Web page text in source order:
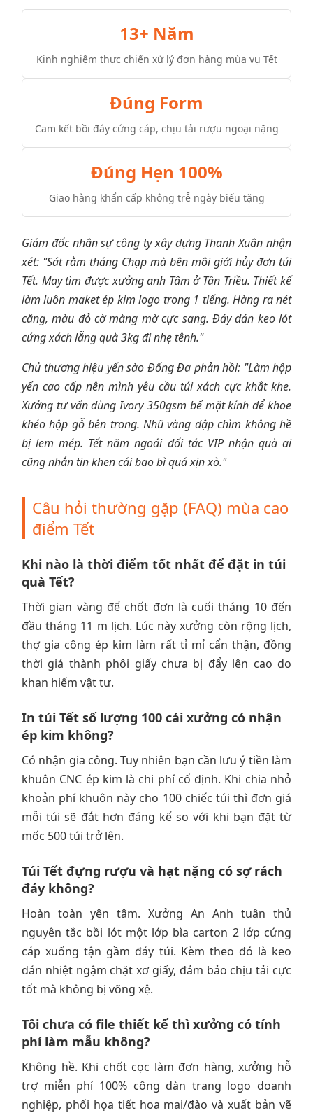
13+ Năm
Kinh nghiệm thực chiến xử lý đơn hàng mùa vụ Tết
Đúng Form
Cam kết bồi đáy cứng cáp, chịu tải rượu ngoại nặng
Đúng Hẹn 100%
Giao hàng khẩn cấp không trễ ngày biếu tặng
Giám đốc nhân sự công ty xây dựng Thanh Xuân nhận
xét: "Sát rằm tháng Chạp mà bên môi giới hủy đơn túi
Tết. May tìm được xưởng anh Tâm ở Tân Triều. Thiết kế
làm luôn maket ép kim logo trong 1 tiếng. Hàng ra nét
căng, màu đỏ cờ màng mờ cực sang. Đáy dán keo lót
cứng xách lẵng quà 3kg đi nhẹ tênh."
Chủ thương hiệu yến sào Đống Đa phản hồi: "Làm hộp
yến cao cấp nên mình yêu cầu túi xách cực khắt khe.
Xưởng tư vấn dùng Ivory 350gsm bế mặt kính để khoe
khéo hộp gỗ bên trong. Nhũ vàng dập chìm không hề
bị lem mép. Tết năm ngoái đối tác VIP nhận quà ai
cũng nhắn tin khen cái bao bì quá xịn xò."
Câu hỏi thường gặp (FAQ) mùa cao
điểm Tết
Khi nào là thời điểm tốt nhất để đặt in túi
quà Tết?
Thời gian vàng để chốt đơn là cuối tháng 10 đến
đầu tháng 11 m lịch. Lúc này xưởng còn rộng lịch,
thợ gia công ép kim làm rất tỉ mỉ cẩn thận, đồng
thời giá thành phôi giấy chưa bị đẩy lên cao do
khan hiếm vật tư.
In túi Tết số lượng 100 cái xưởng có nhận
ép kim không?
Có nhận gia công. Tuy nhiên bạn cần lưu ý tiền làm
khuôn CNC ép kim là chi phí cố định. Khi chia nhỏ
khoản phí khuôn này cho 100 chiếc túi thì đơn giá
mỗi túi sẽ đắt hơn đáng kể so với khi bạn đặt từ
mốc 500 túi trở lên.
Túi Tết đựng rượu và hạt nặng có sợ rách
đáy không?
Hoàn toàn yên tâm. Xưởng An Anh tuân thủ
nguyên tắc bồi lót một lớp bìa carton 2 lớp cứng
cáp xuống tận gầm đáy túi. Kèm theo đó là keo
dán nhiệt ngậm chặt xơ giấy, đảm bảo chịu tải cực
tốt mà không bị võng xệ.
Tôi chưa có file thiết kế thì xưởng có tính
phí làm mẫu không?
Không hề. Khi chốt cọc làm đơn hàng, xưởng hỗ
trợ miễn phí 100% công dàn trang logo doanh
nghiệp, phối họa tiết hoa mai/đào và xuất bản vẽ